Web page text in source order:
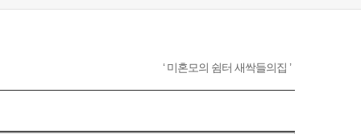
‘ 미혼모의 쉼터 새싹들의집 ’